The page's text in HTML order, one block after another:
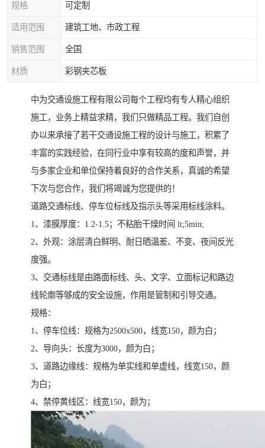
规格 可定制
适用范围 建筑工地、市政工程
销售范围 全国
材质 彩钢夹芯板
中为交通设施工程有限公司每个工程均有专人精心组织
施工，业务上精益求精，我们只做精品工程。我们自创
办以来承接了若干交通设施工程的设计与施工，积累了
丰富的实践经验，在同行业中享有较高的度和声誉，并
与多家企业和单位保持着良好的合作关系，真诚的希望
下次与您合作，我们将竭诚为您提供的！
道路交通标线、停车位标线及指示头等采用标线涂料。
1、漆膜厚度：1.2-1.5；不粘胎干燥时间 lt;5min;
2、外观：涂层清白鲜明、耐日晒温差、不变、夜间反光
度强。
3、交通标线是由路面标线、头、文字、立面标记和路边
线轮廓等够成的安全设施，作用是管制和引导交通。
规格：
1、停车位线：规格为2500x500，线宽150，颜为白；
2、导向头：长度为3000，颜为白；
3、道路边缘线：规格为单实线和单虚线，线宽150，颜
为白；
4、禁停黄线区：线宽150，颜为；